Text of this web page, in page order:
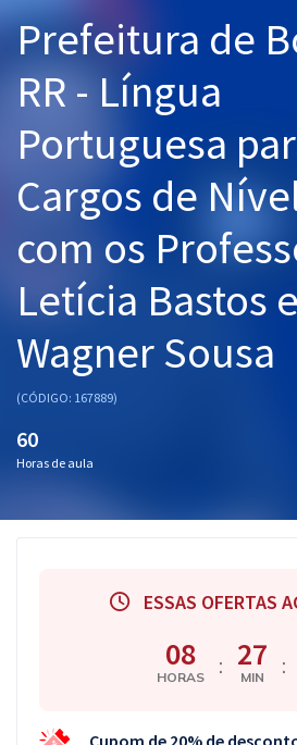
Cursos 20% OFF
Pós
Graduação
OAB
Questões grátis
Prefeitura de
RR - Língua
Portuguesa
Cargos de
com os
Letícia Bastos e
Wagner Sousa
(CÓDIGO: 167889)
60
Horas de aula
ESSAS OFERTAS
08
HORAS : 27
MIN :
Cupom de 20% de